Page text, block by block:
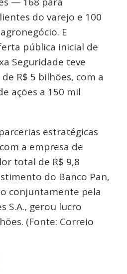
do varejo e 100
E
pública inicial de
Seguridade teve
R$ 5 bilhões, com a
ações a 150 mil
estratégicas
a empresa de
total de R$ 9,8
do Banco Pan,
conjuntamente pela
S.A., gerou lucro
(Fonte: Correio